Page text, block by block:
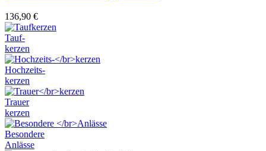
136,90 €
Tauf-
kerzen
Hochzeits-
kerzen
Trauer
kerzen
Besondere
Anlässe